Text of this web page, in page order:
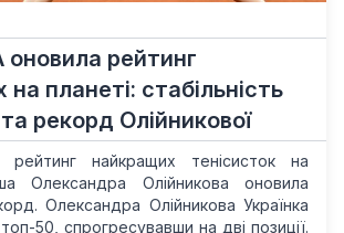
оновила рейтинг
планеті: стабільність
та рекорд Олійникової
рейтинг найкращих тенісисток на
Олександра Олійникова оновила
Олександра Олійникова Українка
50, спрогресувавши на дві позиції.